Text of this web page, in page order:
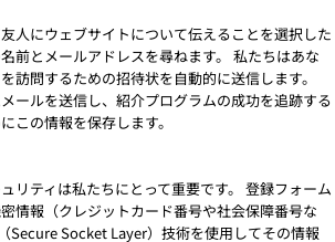
人にウェブサイトについて伝えることを選択した
前とメールアドレスを尋ねます。 私たちはあな
訪問するための招待状を自動的に送信します。
ールを送信し、紹介プログラムの成功を追跡する
この情報を保存します。
リティは私たちにとって重要です。 登録フォーム
情報（クレジットカード番号や社会保障番号な
Secure Socket Layer）技術を使用してその情報